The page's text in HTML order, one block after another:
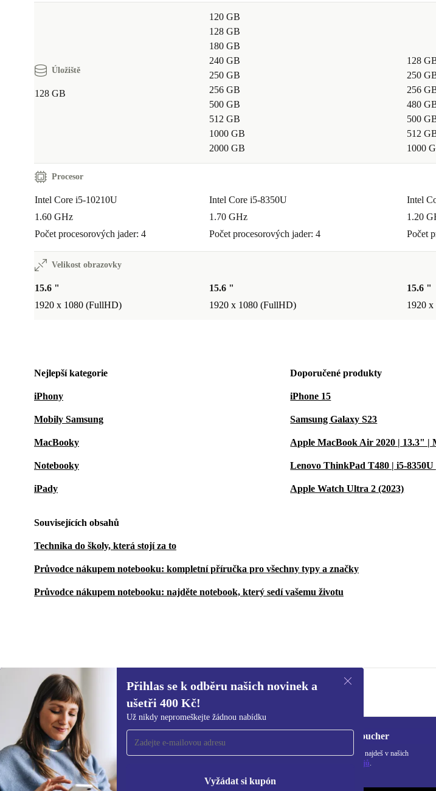
Úložiště
128 GB
120 GB
128 GB
180 GB
240 GB
250 GB
256 GB
500 GB
512 GB
1000 GB
2000 GB
128
250
256
480
500
512
1000
Procesor
Intel Core i5-10210U
1.60 GHz
Počet procesorových jader: 4
Intel Core i5-8350U
1.70 GHz
Počet procesorových jader: 4
Intel
1.20
Počet
Velikost obrazovky
15.6 "
1920 x 1080 (FullHD)
15.6 "
1920 x 1080 (FullHD)
15.6 "
1920
Nejlepší kategorie
iPhony
Mobily Samsung
MacBooky
Notebooky
iPady
Doporučené produkty
iPhone 15
Samsung Galaxy S23
Apple MacBook Air 2020 | 13.3" |
Lenovo ThinkPad T480 | i5-8350U
Apple Watch Ultra 2 (2023)
Souvisejících obsahů
Technika do školy, která stojí za to
Průvodce nákupem notebooku: kompletní příručka pro všechny typy a značky
Průvodce nákupem notebooku: najděte notebook, který sedí vašemu životu
9 515 Kč
Přihlas se k odběru našich novinek a
ušetři 400 Kč!
Už nikdy nepromeškejte žádnou nabídku
Vyžádat si kupón
Přihlas se k odběru našich novinek a
ušetři 400 Kč!
Už nikdy nepromeškej žádnou nabídku.
Chci voucher
Informace o použití osobních údajů najdeš v našich
Zásadách ochrany osobních údajů.